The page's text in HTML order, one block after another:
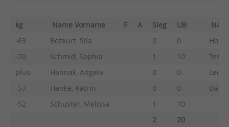
kg Name Vorname F A Sieg UB
-63
Bozkurt, Sila 0 0
-70
Schmid, Sophia 1 10
plus
Hannak, Angela 0 0
-57
Hanke, Katrin 0 0
-52
Schuster, Melissa 1
10
2
20